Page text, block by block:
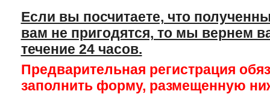
Если вы посчитаете, что
вам не пригодятся, то мы вернем
течение 24 часов.
Предварительная регистрация
заполнить форму, размещенную